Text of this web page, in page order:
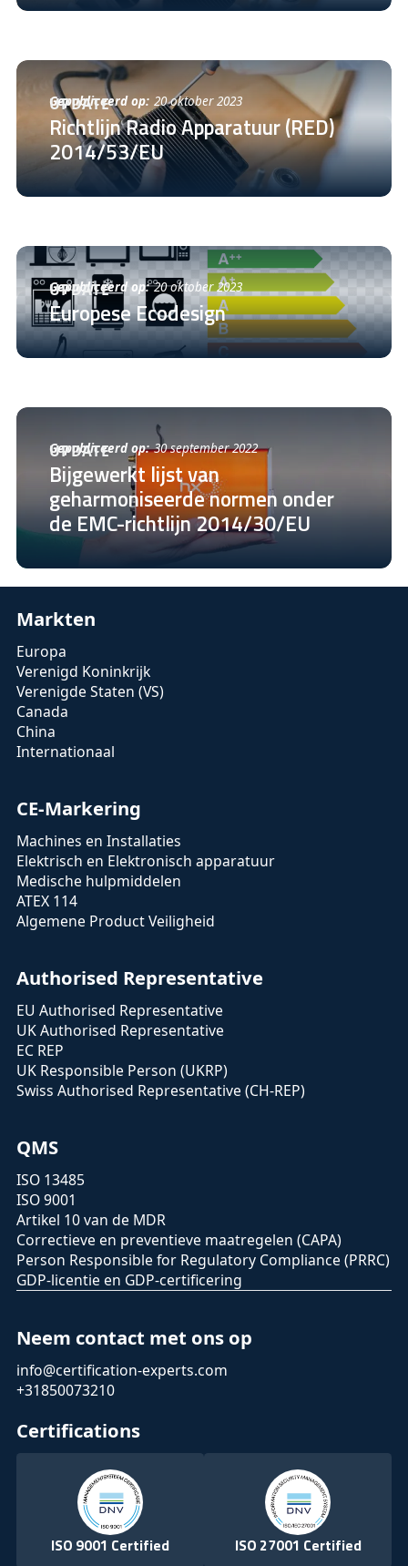
Gepubliceerd op: 20 oktober 2023
UPDATE
Richtlijn Radio Apparatuur (RED)
2014/53/EU
Gepubliceerd op: 20 oktober 2023
UPDATE
Europese Ecodesign
Gepubliceerd op: 30 september 2022
UPDATE
Bijgewerkt lijst van
geharmoniseerde normen onder
de EMC-richtlijn 2014/30/EU
Markten
Europa
Verenigd Koninkrijk
Verenigde Staten (VS)
Canada
China
Internationaal
CE-Markering
Machines en Installaties
Elektrisch en Elektronisch apparatuur
Medische hulpmiddelen
ATEX 114
Algemene Product Veiligheid
Authorised Representative
EU Authorised Representative
UK Authorised Representative
EC REP
UK Responsible Person (UKRP)
Swiss Authorised Representative (CH-REP)
QMS
ISO 13485
ISO 9001
Artikel 10 van de MDR
Correctieve en preventieve maatregelen (CAPA)
Person Responsible for Regulatory Compliance (PRRC)
GDP-licentie en GDP-certificering
Neem contact met ons op
info@certification-experts.com
+31850073210
Certifications
ISO 9001 Certified ISO 27001 Certified